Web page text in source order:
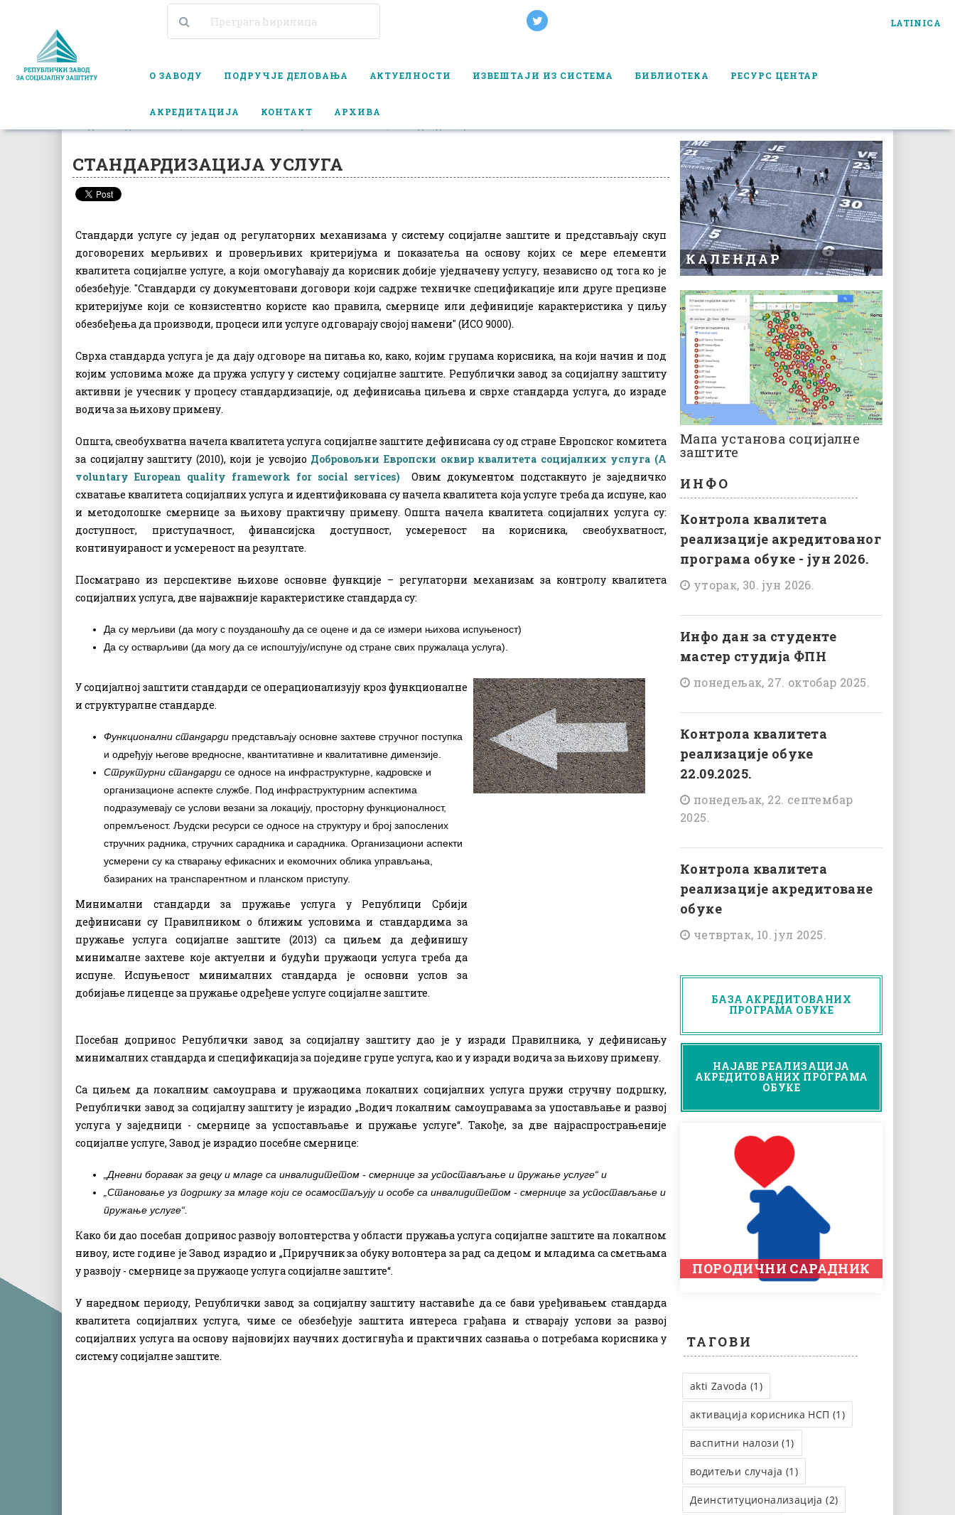
LATINICA
О ЗАВОДУ ПОДРУЧЈЕ ДЕЛОВАЊА АКТУЕЛНОСТИ ИЗВЕШТАЈИ ИЗ СИСТЕМА БИБЛИОТЕКА РЕСУРС ЦЕНТАР
АКРЕДИТАЦИЈА КОНТАКТ АРХИВА
СТАНДАРДИЗАЦИЈА УСЛУГА
Стандарди услуге су један од регулаторних механизама у систему социјалне заштите и представљају скуп
договорених мерљивих и проверљивих критеријума и показатеља на основу којих се мере елементи
квалитета социјалне услуге, а који омогућавају да корисник добије уједначену услугу, независно од тога ко је
обезбеђује. ''Стандарди су документовани договори који садрже техничке спецификације или друге прецизне
критеријуме који се конзистентно користе као правила, смернице или дефиниције карактеристика у циљу
обезбеђења да производи, процеси или услуге одговарају својој намени'' (ИСО 9000).
Сврха стандарда услуга је да дају одговоре на питања ко, како, којим групама корисника, на који начин и под
којим условима може да пружа услугу у систему социјалне заштите. Републички завод за социјалну заштиту
активни је учесник у процесу стандардизације, од дефинисања циљева и сврхе стандарда услуга, до израде
водича за њихову примену.
Општа, свеобухватна начела квалитета услуга социјалне заштите дефинисана су од стране Европског комитета
за социјалну заштиту (2010), који је усвојио Добровољни Европски оквир квалитета социјалних услуга (A
voluntary European quality framework for social services)
Овим документом подстакнуто је заједничко
схватање квалитета социјалних услуга и идентификована су начела квалитета која услуге треба да испуне, као
и методолошке смернице за њихову практичну примену.Општа начела квалитета социјалних услуга су:
доступност, приступачност, финансијска доступност, усмереност на корисника, свеобухватност,
континуираност и усмереност на резултате.
Посматрано из перспективе њихове основне функције – регулаторни механизам за контролу квалитета
социјалних услуга, две најважније карактеристике стандарда су:
Да су мерљиви (да могу с поузданошћу да се оцене и да се измери њихова испуњеност)
Да су остварљиви (да могу да се испоштују/испуне од стране свих пружалаца услуга).
У социјалној заштити стандарди се операционализују кроз функционалне
и структуралне стандарде.
Функционални стандарди представљају основне захтеве стручног поступка
и одређују његове вредносне, квантитативне и квалитативне димензије.
Структурни стандарди се односе на инфраструктурне, кадровске и
организационе аспекте службе. Под инфраструктурним аспектима
подразумевају се услови везани за локацију, просторну функционалност,
опремљеност. Људски ресурси се односе на структуру и број запослених
стручних радника, стручних сарадника и сарадника. Организациони аспекти
усмерени су ка стварању ефикасних и екомочних облика управљања,
базираних на транспарентном и планском приступу.
Минимални стандарди за пружање услуга у Републици Србији
дефинисани су Правилником о ближим условима и стандардима за
пружање услуга социјалне заштите (2013) са циљем да дефинишу
минималне захтеве које актуелни и будући пружаоци услуга треба да
испуне. Испуњеност минималних стандарда је основни услов за
добијање лиценце за пружање одређене услуге социјалне заштите.
Посебан допринос Републички завод за социјалну заштиту дао је у изради Правилника, у дефинисању
минималних стандарда и спецификација за поједине групе услуга, као и у изради водича за њихову примену.
Са циљем да локалним самоуправа и пружаоцима локалних социјалних услуга пружи стручну подршку,
Републички завод за социјалну заштиту је израдио „Водич локалним самоуправама за упостављање и развој
услуга у заједници - смернице за успостављање и пружање услуге“. Такође, за две најраспрострањеније
социјалне услуге, Завод је израдио посебне смернице:
„Дневни боравак за децу и младе са инвалидитетом - смернице за успостављање и пружање услуге“ и
„Становање уз подршку за младе који се осамостаљују и особе са инвалидитетом - смернице за успостављање и
пружање услуге“.
Како би дао посебан допринос развоју волонтерства у области пружања услуга социјалне заштите на локалном
нивоу, исте године је Завод израдио и „Приручник за обуку волонтера за рад са децом и младима са сметњама
у развоју - смернице за пружаоце услуга социјалне заштите“.
У наредном периоду, Републички завод за социјалну заштиту наставиће да се бави уређивањем стандарда
квалитета социјалних услуга, чиме се обезбеђује заштита интереса грађана и стварају услови за развој
социјалних услуга на основу најновијих научних достигнућа и практичних сазнања о потребама корисника у
систему социјалне заштите.
КАЛЕНДАР
Мапа установа социјалне
заштите
ИНФО
Контрола квалитета
реализације акредитованог
програма обуке - јун 2026.
уторак, 30. јун 2026.
Инфо дан за студенте
мастер студија ФПН
понедељак, 27. октобар 2025.
Контрола квалитета
реализације обуке
22.09.2025.
понедељак, 22. септембар
2025.
Контрола квалитета
реализације акредитоване
обуке
четвртак, 10. јул 2025.
БАЗА АКРЕДИТОВАНИХ
ПРОГРАМА ОБУКЕ
НАЈАВЕ РЕАЛИЗАЦИЈА
АКРЕДИТОВАНИХ ПРОГРАМА
ОБУКЕ
ПОРОДИЧНИ САРАДНИК
ТАГОВИ
akti Zavoda (1)
активација корисника НСП (1)
васпитни налози (1)
водитељи случаја (1)
Деинституционализација (2)